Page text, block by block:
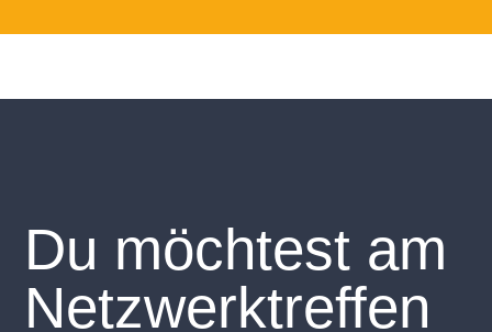
Du möchtest am
Netzwerktreffen